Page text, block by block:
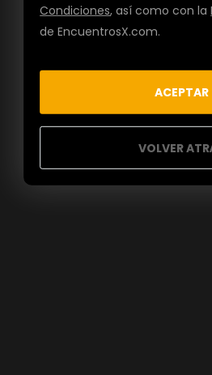
Condiciones, así como con la
de EncuentrosX.com.
ACEPTAR
VOLVER